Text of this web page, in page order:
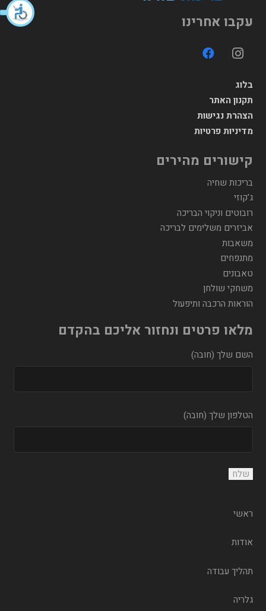
עקבו אחרינו
בלוג
תקנון האתר
הצהרת נגישות
מדיניות פרטיות
קישורים מהירים
בריכות שחיה
ג'קוזי
רובוטים וניקוי הבריכה
אביזרים משלימים לבריכה
משאבות
מתנפחים
טאבונים
משחקי שולחן
הוראות הרכבה ותיפעול
מלאו פרטים ונחזור אליכם בהקדם
השם שלך (חובה)
הטלפון שלך (חובה)
ראשי
אודות
תהליך עבודה
גלריה